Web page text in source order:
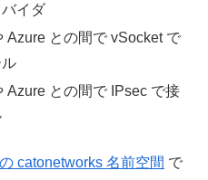
イダ
Azure との間で vSocket で
Azure との間で IPsec で接
catonetworks 名前空間 で